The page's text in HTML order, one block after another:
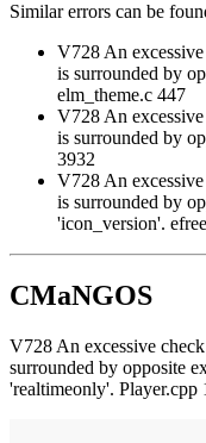
Similar errors can be
V728 An
is surrounded by
elm_theme.c 447
V728 An
is surrounded by
3932
V728 An
is surrounded by
'icon_version'.
CMaNGOS
V728 An excessive
surrounded by opposite
'realtimeonly'. Player.cpp